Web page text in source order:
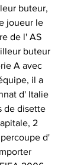
buteur,
joueur le
de l' AS
buteur
A avec
il a
d' Italie
de disette
2
d'